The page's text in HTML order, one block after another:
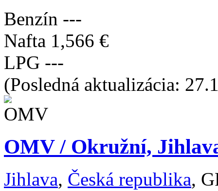
Benzín ---
Nafta 1,566 €
LPG ---
(Posledná aktualizácia:
OMV / Okružní,
Jihlava, Česká republika,